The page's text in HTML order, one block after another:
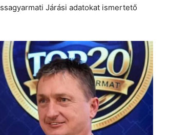
Járási adatokat ismertető